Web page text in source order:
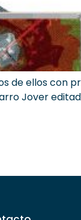
de ellos con
Jover